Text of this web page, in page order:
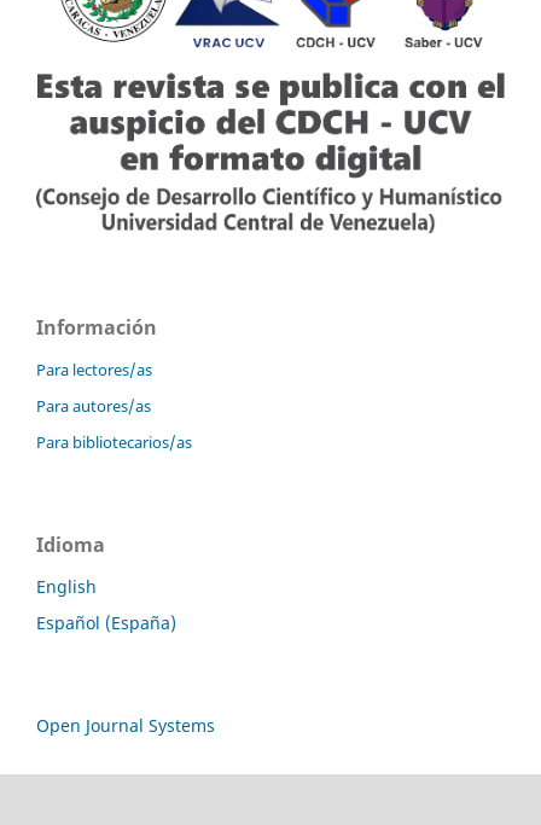
Información
Para lectores/as
Para autores/as
Para bibliotecarios/as
Idioma
English
Español (España)
Open Journal Systems